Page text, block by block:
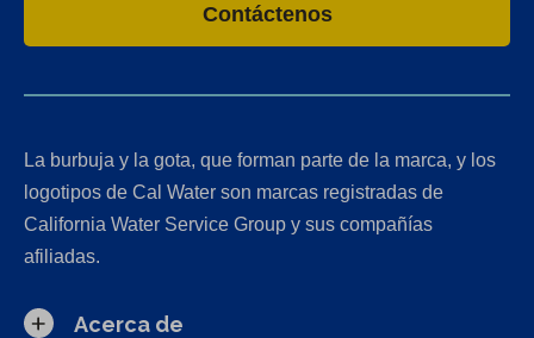
Contáctenos
La burbuja y la gota, que forman parte de la marca, y los
logotipos de Cal Water son marcas registradas de
California Water Service Group y sus compañías
afiliadas.
Acerca de